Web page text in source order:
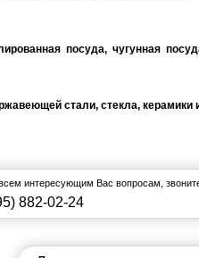
посуда, чугунная
стали, стекла,
интересующим Вас вопросам,
882-02-24